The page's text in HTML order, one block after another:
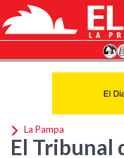
La Pampa
El Tribunal